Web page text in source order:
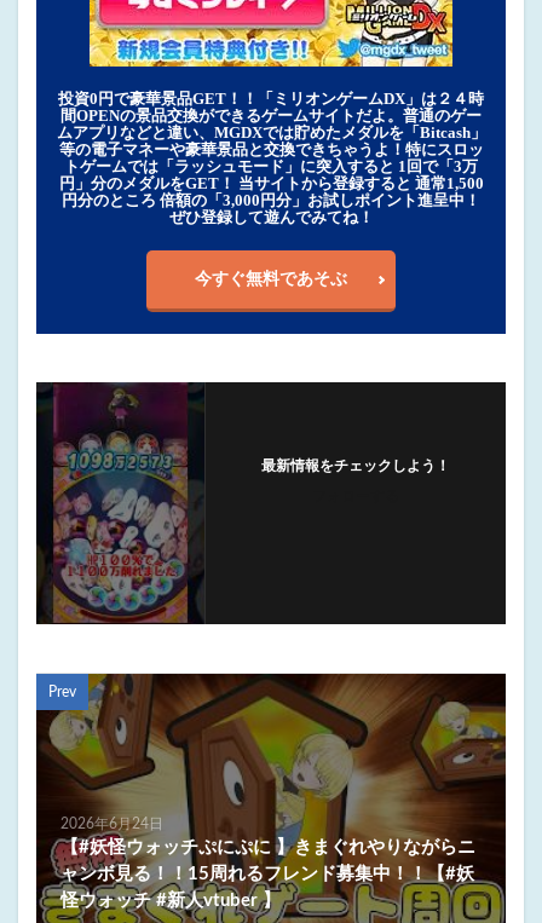
投資0円で豪華景品GET！！「ミリオンゲームDX」は２４時
間OPENの景品交換ができるゲームサイトだよ。普通のゲー
ムアプリなどと違い、MGDXでは貯めたメダルを「Bitcash」
等の電子マネーや豪華景品と交換できちゃうよ！特にスロッ
トゲームでは「ラッシュモード」に突入すると 1回で「3万
円」分のメダルをGET！ 当サイトから登録すると 通常1,500
円分のところ 倍額の「3,000円分」お試しポイント進呈中！
ぜひ登録して遊んでみてね！
今すぐ無料であそぶ
最新情報をチェックしよう！
Prev
2026年6月24日
【#妖怪ウォッチぷにぷに 】きまぐれやりながらニ
ャンボ見る！！15周れるフレンド募集中！！【#妖
怪ウォッチ #新人vtuber 】